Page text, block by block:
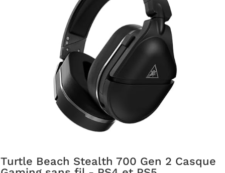
Turtle Beach Stealth 700 Gen 2 Casque